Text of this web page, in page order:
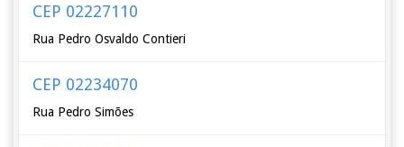
CEP 02227110
Rua Pedro Osvaldo Contieri
CEP 02234070
Rua Pedro Simões